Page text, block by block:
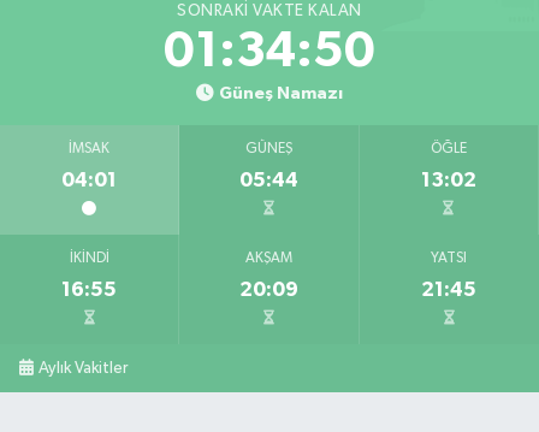
SONRAKI VAKTE KALAN
01:34:49
Güneş Namazı
İMSAK
04:01
GÜNEŞ
05:44
ÖĞLE
13:02
İKINDI
16:55
AKŞAM
20:09
YATSI
21:45
Aylık Vakitler